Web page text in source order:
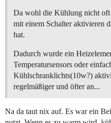
Da wohl die Kühlung nicht oft
mit einem Schalter aktivieren
hat.
Dadurch wurde ein
Temperatursensors oder
Kühlschranklichts(10w?)
regelmäßiger und öfter an...
Na da taut nix auf. Es war ein